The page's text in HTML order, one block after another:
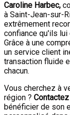
Caroline Harbec,
à Saint-Jean-sur-
extrêmement
confiance qu'ils lui
Grâce à une
un service client
transaction fluide
chacun.
Vous cherchez à
région ?
bénéficier de son